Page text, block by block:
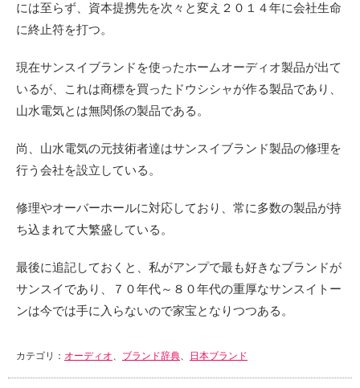
には至らず、資本提携先を次々と変え２０１４年に会社生命
に終止符を打つ。
現在サンスイブランドを使ったホームオーディオ製品が出て
いるが、これは商標を買ったドウシシャが作る製品であり、
山水電気とは無関係の製品である。
尚、山水電気の元技術者達はサンスイブランド製品の修理を
行う会社を設立している。
修理やオーバーホールに対応しており、常に多数の製品が持
ち込まれて大繁盛している。
最後に追記しておくと、私がアンプで最も好きなブランドが
サンスイであり、７０年代～８０年代の重厚なサンスイトー
ンは今では手に入らないので家宝となりつつある。
カテゴリ： オーディオ、 ブランド辞典、 日本ブランド